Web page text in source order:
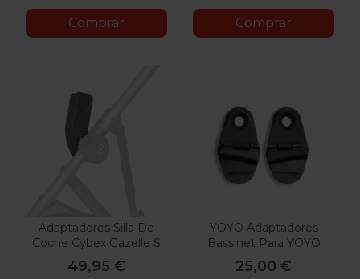
Comprar Comprar
Adaptadores Silla De
Coche Cybex Gazelle S
49,95 €
YOYO Adaptadores
Bassinet Para YOYO
Connect
25,00 €